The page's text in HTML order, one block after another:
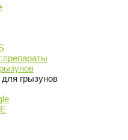
грызунов